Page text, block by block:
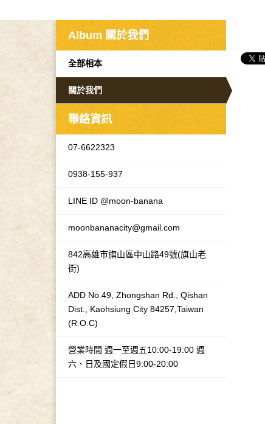
Album 關於我們
全部相本
關於我們
聯絡資訊
07-6622323
0938-155-937
LINE ID @moon-banana
moonbananacity@gmail.com
842高雄市旗山區中山路49號(旗山老
街)
ADD No.49, Zhongshan Rd., Qishan
Dist., Kaohsiung City 84257,Taiwan
(R.O.C)
營業時間 週一至週五10:00-19:00 週
六、日及國定假日9:00-20:00